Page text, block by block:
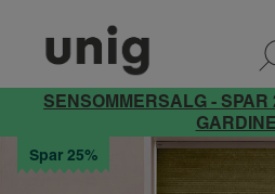
SENSOMMERSALG -
Spar 25%